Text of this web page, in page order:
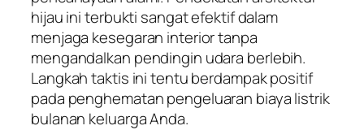
hijau ini terbukti sangat efektif dalam
menjaga kesegaran interior tanpa
mengandalkan pendingin udara berlebih.
Langkah taktis ini tentu berdampak positif
pada penghematan pengeluaran biaya listrik
bulanan keluarga Anda.